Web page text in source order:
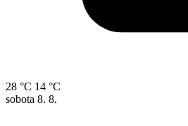
28 °C 14 °C
sobota 8. 8.